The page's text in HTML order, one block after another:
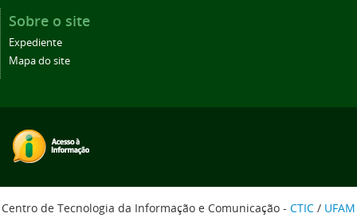
Sobre o site
Expediente
Mapa do site
Centro de Tecnologia da Informação e Comunicação - CTIC / UFAM